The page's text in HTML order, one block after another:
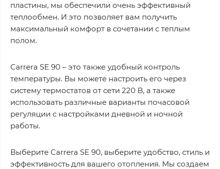
пластины, мы обеспечили очень эффективный
теплообмен. И это позволяет вам получить
максимальный комфорт в сочетании с теплым
полом.
Carrera SE 90 – это также удобный контроль
температуры. Вы можете настроить его через
систему термостатов от сети 220 В, а также
использовать различные варианты почасовой
регуляции с настройками дневной и ночной
работы.
Выберите Carrera SE 90, выберите удобство, стиль и
эффективность для вашего отопления. Мы создаем